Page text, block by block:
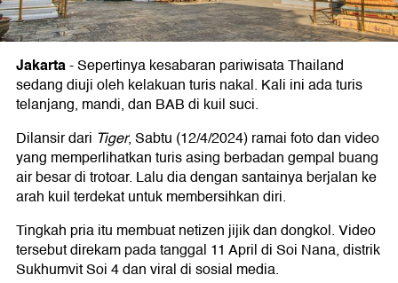
Jakarta-Sepertinya kesabaran pariwisata Thailand
sedang diuji oleh kelakuan turis nakal. Kali ini ada turis
telanjang, mandi, dan BAB di kuil suci.
Dilansir dari Tiger, Sabtu (12/4/2024) ramai foto dan video
yang memperlihatkan turis asing berbadan gempal buang
air besar di trotoar. Lalu dia dengan santainya berjalan ke
arah kuil terdekat untuk membersihkan diri.
Tingkah pria itu membuat netizen jijik dan dongkol. Video
tersebut direkam pada tanggal 11 April di Soi Nana, distrik
Sukhumvit Soi 4 dan viral di sosial media.